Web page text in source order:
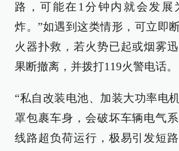
路，可能在1分钟内就会发展
炸。”如遇到这类情形，可立即
火器扑救，若火势已起或烟雾
果断撤离，并拨打119火警电话。
“私自改装电池、加装大功率电
罩包裹车身，会破坏车辆电气
线路超负荷运行，极易引发短